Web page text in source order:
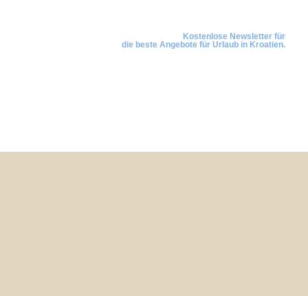
Kostenlose Newsletter für
die beste Angebote für Urlaub in Kroatien.